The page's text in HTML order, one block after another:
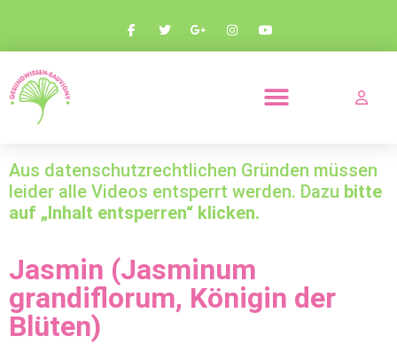
Aus datenschutzrechtlichen Gründen müssen
leider alle Videos entsperrt werden. Dazu bitte
auf „Inhalt entsperren“ klicken.
Jasmin (Jasminum
grandiflorum, Königin der
Blüten)